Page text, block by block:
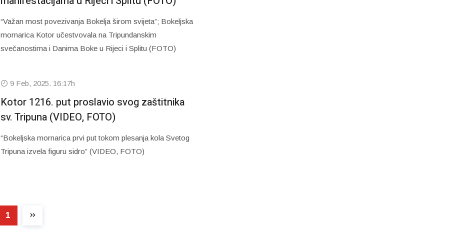
“Važan most povezivanja Bokelja širom svijeta”; Bokeljska
mornarica Kotor učestvovala na Tripundanskim
svečanostima i Danima Boke u Rijeci i Splitu (FOTO)
9 Feb, 2025. 16:17h
Kotor 1216. put proslavio svog zaštitnika
sv. Tripuna (VIDEO, FOTO)
“Bokeljska mornarica prvi put tokom plesanja kola Svetog
Tripuna izvela figuru sidro” (VIDEO, FOTO)
1